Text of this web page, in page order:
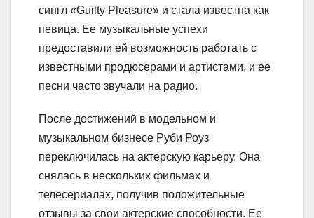
сингл «Guilty Pleasure» и стала известна как
певица. Ее музыкальные успехи
предоставили ей возможность работать с
известными продюсерами и артистами, и ее
песни часто звучали на радио.
После достижений в модельном и
музыкальном бизнесе Руби Роуз
переключилась на актерскую карьеру. Она
снялась в нескольких фильмах и
телесериалах, получив положительные
отзывы за свои актерские способности. Ее